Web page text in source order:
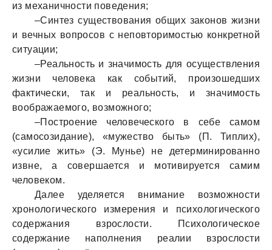
из механичности поведения;
–Синтез существования общих законов жизни
и вечных вопросов с неповторимостью конкретной
ситуации;
–Реальность и значимость для осуществления
жизни человека как событий, произошедших
фактически, так и реальность, и значимость
воображаемого, возможного;
–Построение человеческого в себе самом
(самосозидание), «мужество быть» (П. Типлих),
«усилие жить» (Э. Мунье) не детерминированно
извне, а совершается и мотивируется самим
человеком.
Далее уделяется внимание возможности
хронологического измерения и психологического
содержания взрослости. Психологическое
содержание наполнения реалии взрослости